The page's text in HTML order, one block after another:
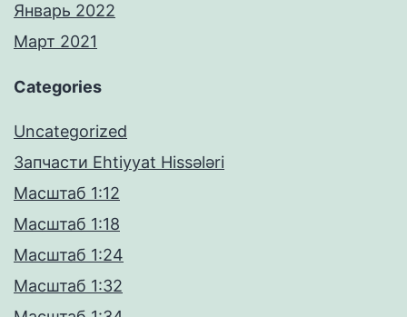
Январь 2022
Март 2021
Categories
Uncategorized
Запчасти Ehtiyyat Hissələri
Масштаб 1:12
Масштаб 1:18
Масштаб 1:24
Масштаб 1:32